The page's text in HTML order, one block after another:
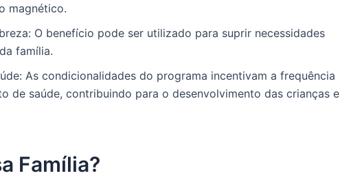
magnético.
O benefício pode ser utilizado para suprir necessidades
família.
As condicionalidades do programa incentivam a frequência
de saúde, contribuindo para o desenvolvimento das crianças e
Família?